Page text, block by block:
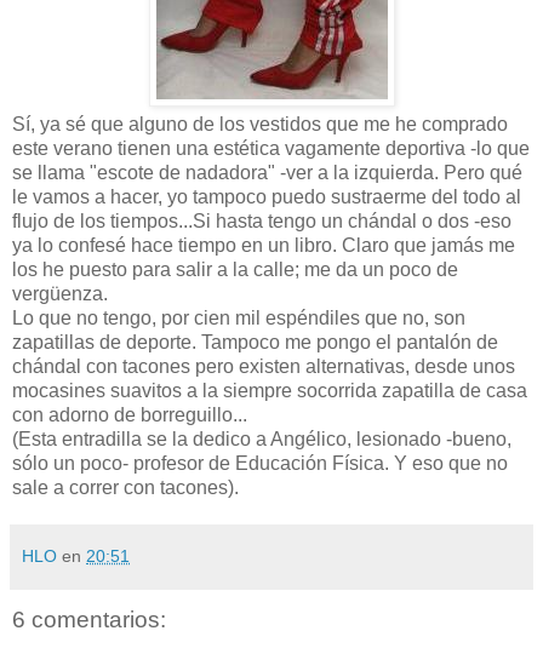
Sí, ya sé que alguno de los vestidos que me he comprado
este verano tienen una estética vagamente deportiva -lo que
se llama "escote de nadadora" -ver a la izquierda. Pero qué
le vamos a hacer, yo tampoco puedo sustraerme del todo al
flujo de los tiempos...Si hasta tengo un chándal o dos -eso
ya lo confesé hace tiempo en un libro. Claro que jamás me
los he puesto para salir a la calle; me da un poco de
vergüenza.
Lo que no tengo, por cien mil espéndiles que no, son
zapatillas de deporte. Tampoco me pongo el pantalón de
chándal con tacones pero existen alternativas, desde unos
mocasines suavitos a la siempre socorrida zapatilla de casa
con adorno de borreguillo...
(Esta entradilla se la dedico a Angélico, lesionado -bueno,
sólo un poco- profesor de Educación Física. Y eso que no
sale a correr con tacones).
HLO en 20:51
6 comentarios: